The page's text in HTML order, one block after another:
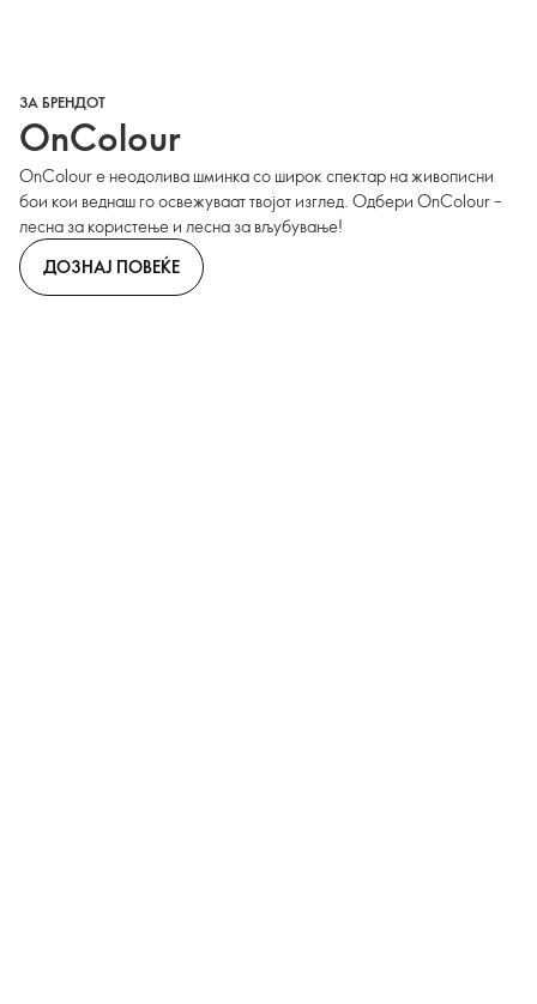
ЗА БРЕНДОТ
OnColour
OnColour е неодолива шминка со широк спектар на живописни
бои кои веднаш го освежуваат твојот изглед. Одбери OnColour –
лесна за користење и лесна за вљубување!
ДОЗНАЈ ПОВЕЌЕ